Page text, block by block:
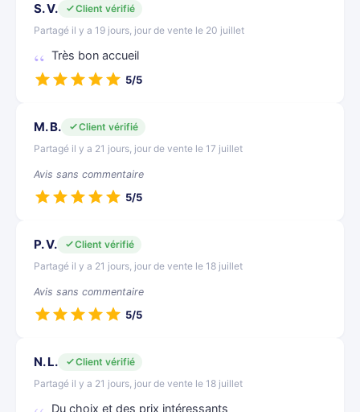
S. V.
Client vérifié
Partagé il y a 19 jours, jour de vente le 20 juillet
Très bon accueil
5/5
M. B.
Client vérifié
Partagé il y a 21 jours, jour de vente le 17 juillet
Avis sans commentaire
5/5
P. V.
Client vérifié
Partagé il y a 21 jours, jour de vente le 18 juillet
Avis sans commentaire
5/5
N. L.
Client vérifié
Partagé il y a 21 jours, jour de vente le 18 juillet
Du choix et des prix intéressants